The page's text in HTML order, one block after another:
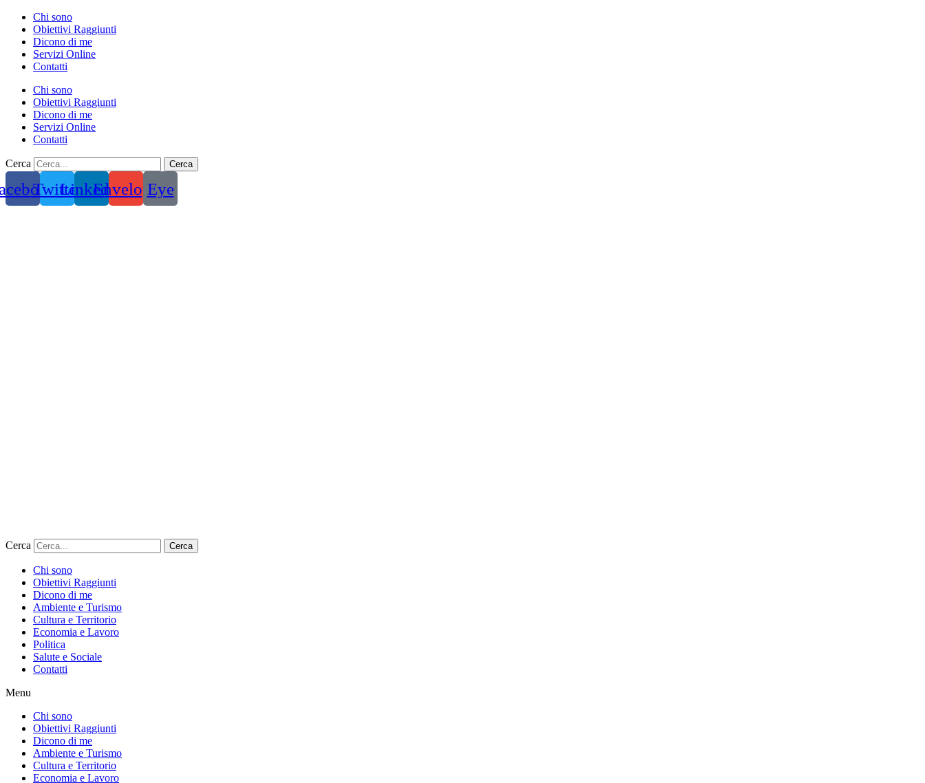
contenuto
Chi sono
Obiettivi Raggiunti
Dicono di me
Servizi Online
Contatti
Chi sono
Obiettivi Raggiunti
Dicono di me
Servizi Online
Contatti
Cerca Cerca
TwitterLinkedinEnvelopeEye
Cerca Cerca
Chi sono
Obiettivi Raggiunti
Dicono di me
Ambiente e Turismo
Cultura e Territorio
Economia e Lavoro
Politica
Salute e Sociale
Contatti
Menu
Chi sono
Obiettivi Raggiunti
Dicono di me
Ambiente e Turismo
Cultura e Territorio
Economia e Lavoro